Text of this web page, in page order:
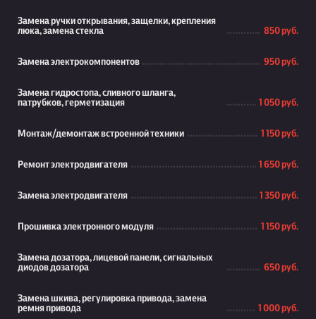
Замена ручки открывания, защелки, крепления
люка, замена стекла
850 руб.
Замена электрокомпонентов 950 руб.
Замена гидростопа, сливного шланга,
патрубков, герметизация
1 050 руб.
Монтаж/демонтаж встроенной техники 1 150 руб.
Ремонт электродвигателя 1 650 руб.
Замена электродвигателя 1 350 руб.
Прошивка электронного модуля 1 150 руб.
Замена дозатора, лицевой панели, сигнальных
диодов дозатора
650 руб.
Замена шкива, регулировка привода, замена
ремня привода
1 000 руб.